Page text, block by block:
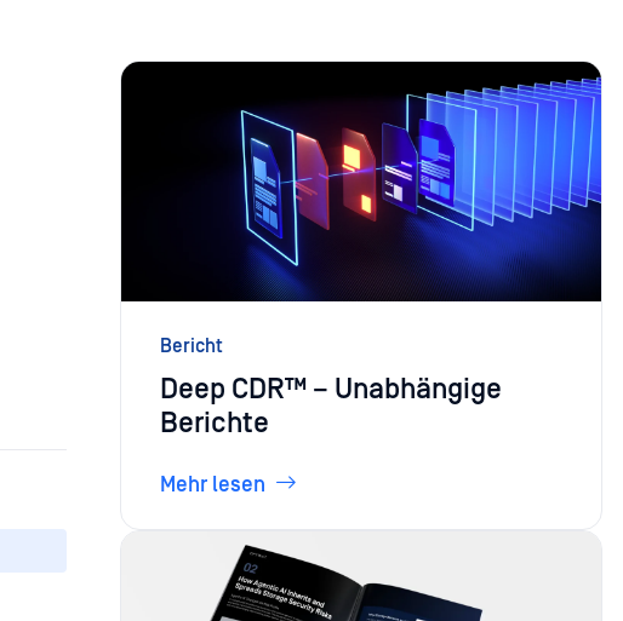
Bericht
Deep CDR™ – Unabhängige
Berichte
Mehr lesen